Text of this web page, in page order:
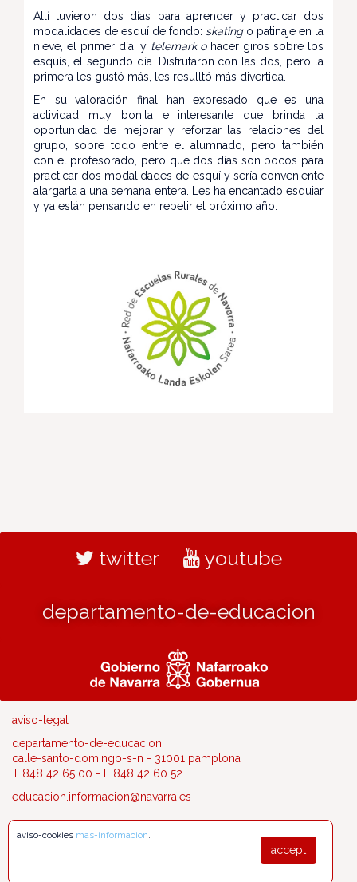
Allí tuvieron dos días para aprender y practicar dos
modalidades de esquí de fondo: skatingo patinaje en la
nieve, el primer día, y telemark o hacer giros sobre los
esquís, el segundo día. Disfrutaron con las dos, pero la
primera les gustó más, les resulltó más divertida.
En su valoración final han expresado que es una
actividad muy bonita e interesante que brinda la
oportunidad de mejorar y reforzar las relaciones del
grupo, sobre todo entre el alumnado, pero también
con el profesorado, pero que dos días son pocos para
practicar dos modalidades de esquí y sería conveniente
alargarla a una semana entera. Les ha encantado esquiar
y ya están pensando en repetir el próximo año.
twitter youtube
departamento-de-educacion
aviso-legal
departamento-de-educacion
calle-santo-domingo-s-n - 31001 pamplona
T 848 42 65 00 - F 848 42 60 52
educacion.informacion@navarra.es
accept
aviso-cookies mas-informacion.